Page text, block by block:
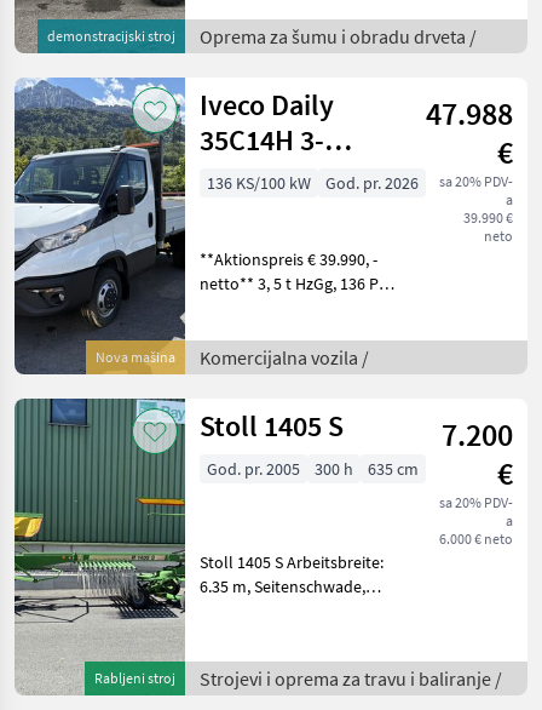
demonstracijski stroj
hydr. Klappstützfüße *
Weitwinkelgelenk am Kran
Oprema za šumu i obradu drveta /
Nova mašina
Iveco Daily
35C14H 3-
Seiten-Kipper
47.988
€
sa 20% PDV-
a
39.990 €
neto
136 KS/100 kW God. pr. 2026
**Aktionspreis € 39.990, -
netto** 3, 5 t HzGg, 136 PS,
Seitenkipper mit
Alubordwände (Scattolini)
Komercijalna vozila /
Rabljeni stroj
Stoll 1405 S
7.200
€
sa 20% PDV-
a
6.000 € neto
God. pr. 2005 300 h 635 cm
Stoll 1405 S Arbeitsbreite:
6.35 m, Seitenschwade,
Doppelzinken je Zinkenarm
Beleuchtung, Zapfwelle,
Strojevi i oprema za travu i baliranje /